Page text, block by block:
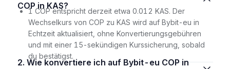
COP in KAS?
1 COP entspricht derzeit etwa 0.012 KAS. Der
Wechselkurs von COP zu KAS wird auf Bybit-eu in
Echtzeit aktualisiert, ohne Konvertierungsgebühren
und mit einer 15-sekündigen Kurssicherung, sobald
du bestätigst.
2. Wie konvertiere ich auf Bybit-eu COP in